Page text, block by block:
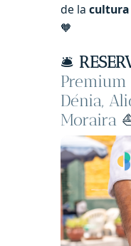
de la
🧡
🛎️
Dénia,
Moraira